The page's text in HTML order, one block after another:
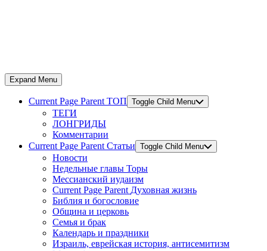
Expand Menu
Current Page Parent ТОП Toggle Child Menu
ТЕГИ
ЛОНГРИДЫ
Комментарии
Current Page Parent Статьи Toggle Child Menu
Новости
Недельные главы Торы
Мессианский иудаизм
Current Page Parent Духовная жизнь
Библия и богословие
Община и церковь
Семья и брак
Календарь и праздники
Израиль, еврейская история, антисемитизм